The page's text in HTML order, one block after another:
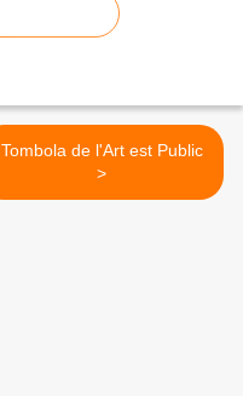
Tombola de l'Art est Public
>